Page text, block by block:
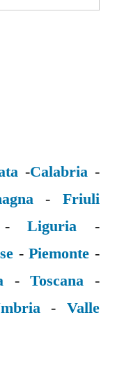
-Calabria-
-Friuli
Liguria -
-Piemonte -
-Toscana -
-Valle